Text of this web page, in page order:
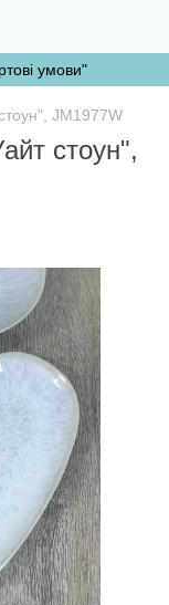
умови"
JM1977W
стоун",